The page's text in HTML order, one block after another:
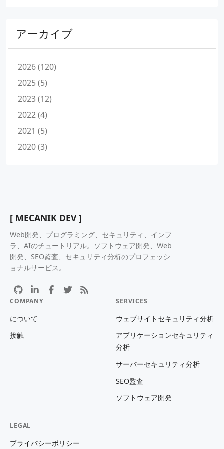
アーカイブ
2026 (120)
2025 (5)
2023 (12)
2022 (4)
2021 (5)
2020 (3)
[ MECANIK DEV ]
Web開発、プログラミング、セキュリティ、インフ
ラ、AIのチュートリアル。ソフトウェア開発、Web
開発、SEO監査、セキュリティ分析のプロフェッシ
ョナルサービス。
COMPANY
について
接触
SERVICES
ウェブサイトセキュリティ分析
アプリケーションセキュリティ
分析
サーバーセキュリティ分析
SEO監査
ソフトウェア開発
LEGAL
プライバシーポリシー